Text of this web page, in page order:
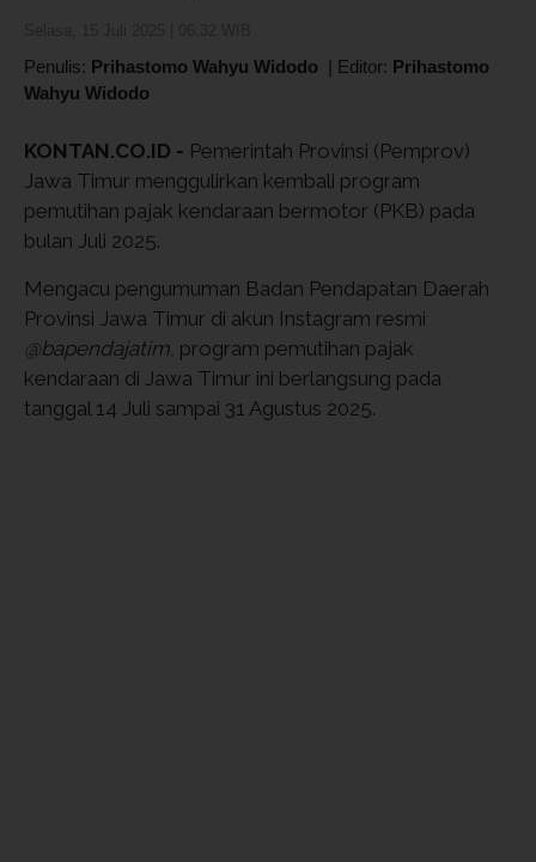
Penulis: Prihastomo Wahyu Widodo | Editor: Prihastomo
Wahyu Widodo
KONTAN.CO.ID - Pemerintah Provinsi (Pemprov)
Jawa Timur menggulirkan kembali program
pemutihan pajak kendaraan bermotor (PKB) pada
bulan Juli 2025.
Mengacu pengumuman Badan Pendapatan Daerah
Provinsi Jawa Timur di akun Instagram resmi
@bapendajatim, program pemutihan pajak
kendaraan di Jawa Timur ini berlangsung pada
tanggal 14 Juli sampai 31 Agustus 2025.